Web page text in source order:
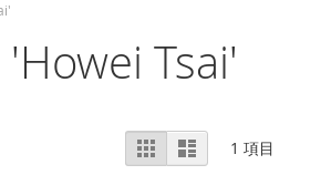
Tsai'
視
圖
%1
及
列
表
1 項目